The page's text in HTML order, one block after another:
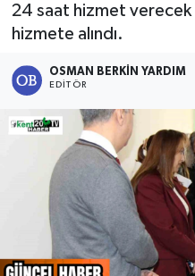
24 saat hizmet verecek
hizmete alındı.
OSMAN BERKIN YARDIM
EDITÖR